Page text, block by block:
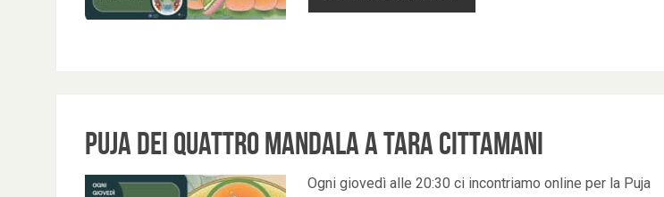
Puja dei Quattro Mandala a Tara Cittamani
Ogni giovedì alle 20:30 ci incontriamo online per la Puja